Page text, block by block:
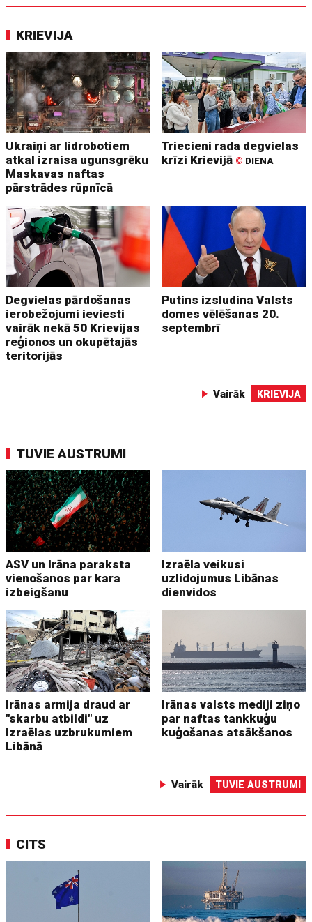
KRIEVIJA
Ukraiņi ar lidrobotiem
atkal izraisa ugunsgrēku
Maskavas naftas
pārstrādes rūpnīcā
Triecieni rada degvielas
krīzi Krievijā © DIENA
Degvielas pārdošanas
ierobežojumi ieviesti
vairāk nekā 50 Krievijas
reģionos un okupētajās
teritorijās
Putins izsludina Valsts
domes vēlēšanas 20.
septembrī
Vairāk KRIEVIJA
TUVIE AUSTRUMI
ASV un Irāna paraksta
vienošanos par kara
izbeigšanu
Izraēla veikusi
uzlidojumus Libānas
dienvidos
Irānas armija draud ar
"skarbu atbildi" uz
Izraēlas uzbrukumiem
Libānā
Irānas valsts mediji ziņo
par naftas tankkuģu
kuģošanas atsākšanos
Vairāk TUVIE AUSTRUMI
CITS